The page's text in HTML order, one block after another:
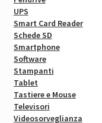
UPS
Smart Card Reader
Schede SD
Smartphone
Software
Stampanti
Tablet
Tastiere e Mouse
Televisori
Videosorveglianza